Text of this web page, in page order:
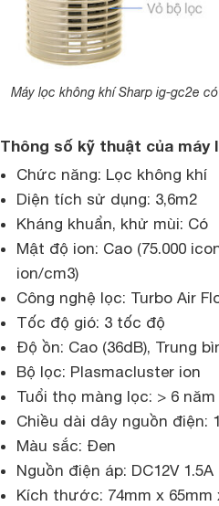
Máy lọc không khí Sharp ig-gc2e
Thông số kỹ thuật của máy
Chức năng: Lọc không khí
Diện tích sử dụng: 3,6m2
Kháng khuẩn, khử mùi: Có
Mật độ ion: Cao (75.000
ion/cm3)
Công nghệ lọc: Turbo Air
Tốc độ gió: 3 tốc độ
Độ ồn: Cao (36dB), Trung
Bộ lọc: Plasmacluster ion
Tuổi thọ màng lọc: > 6 năm
Chiều dài dây nguồn điện:
Màu sắc: Đen
Nguồn điện áp: DC12V 1.5A
Kích thước: 74mm x 65mm